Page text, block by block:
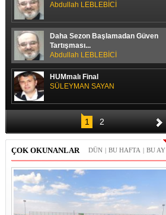
Abdullah LEBLEBİCİ
Daha Sezon Başlamadan Güven
Tartışması...
Abdullah LEBLEBİCİ
HUMmalı Final
SÜLEYMAN SAYAN
SPOR SOHBETİ
H. Yüksel GÜLAY
1 2
ÇOK OKUNANLAR BU AY
|
BU HAFTA
|
DÜN